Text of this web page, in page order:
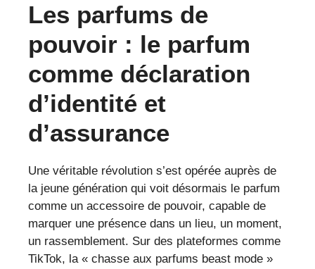
Les parfums de
pouvoir : le parfum
comme déclaration
d’identité et
d’assurance
Une véritable révolution s’est opérée auprès de
la jeune génération qui voit désormais le parfum
comme un accessoire de pouvoir, capable de
marquer une présence dans un lieu, un moment,
un rassemblement. Sur des plateformes comme
TikTok, la « chasse aux parfums beast mode »